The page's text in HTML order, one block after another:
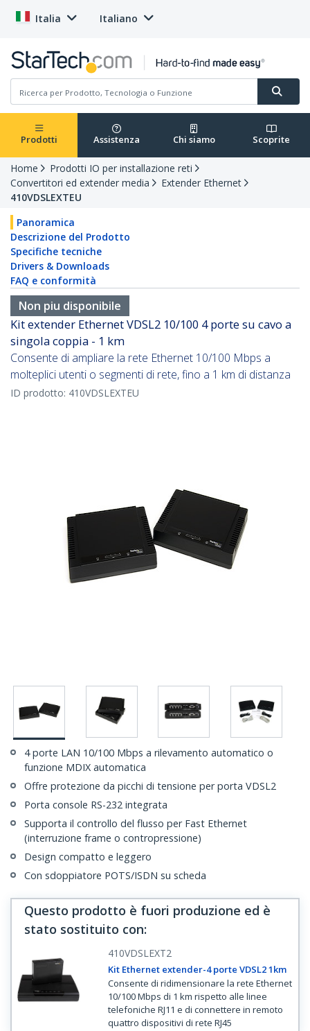
Italia Italiano
Prodotti Assistenza Chi siamo Scoprite
Home
Prodotti IO per installazione reti
Convertitori ed extender media
Extender Ethernet
410VDSLEXTEU
Panoramica
Descrizione del Prodotto
Specifiche tecniche
Drivers & Downloads
FAQ e conformità
Non piu disponibile
Kit extender Ethernet VDSL2 10/100 4 porte su cavo a
singola coppia - 1 km
Consente di ampliare la rete Ethernet 10/100 Mbps a
molteplici utenti o segmenti di rete, fino a 1 km di distanza
ID prodotto: 410VDSLEXTEU
4 porte LAN 10/100 Mbps a rilevamento automatico o
funzione MDIX automatica
Offre protezione da picchi di tensione per porta VDSL2
Porta console RS-232 integrata
Supporta il controllo del flusso per Fast Ethernet
(interruzione frame o contropressione)
Design compatto e leggero
Con sdoppiatore POTS/ISDN su scheda
Questo prodotto è fuori produzione ed è
stato sostituito con:
410VDSLEXT2
Kit Ethernet extender-4 porte VDSL2 1km
Consente di ridimensionare la rete Ethernet
10/100 Mbps di 1 km rispetto alle linee
telefoniche RJ11 e di connettere in remoto
quattro dispositivi di rete RJ45